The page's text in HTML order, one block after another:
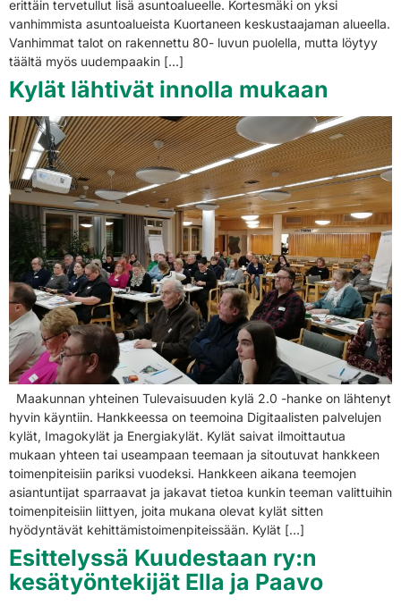
erittäin tervetullut lisä asuntoalueelle. Kortesmäki on yksi
vanhimmista asuntoalueista Kuortaneen keskustaajaman alueella.
Vanhimmat talot on rakennettu 80- luvun puolella, mutta löytyy
täältä myös uudempaakin […]
Kylät lähtivät innolla mukaan
Maakunnan yhteinen Tulevaisuuden kylä 2.0 -hanke on lähtenyt
hyvin käyntiin. Hankkeessa on teemoina Digitaalisten palvelujen
kylät, Imagokylät ja Energiakylät. Kylät saivat ilmoittautua
mukaan yhteen tai useampaan teemaan ja sitoutuvat hankkeen
toimenpiteisiin pariksi vuodeksi. Hankkeen aikana teemojen
asiantuntijat sparraavat ja jakavat tietoa kunkin teeman valittuihin
toimenpiteisiin liittyen, joita mukana olevat kylät sitten
hyödyntävät kehittämistoimenpiteissään. Kylät […]
Esittelyssä Kuudestaan ry:n
kesätyöntekijät Ella ja Paavo